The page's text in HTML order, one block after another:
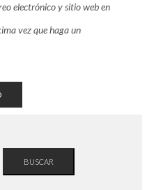
electrónico y sitio web en
vez que haga un
BUSCAR